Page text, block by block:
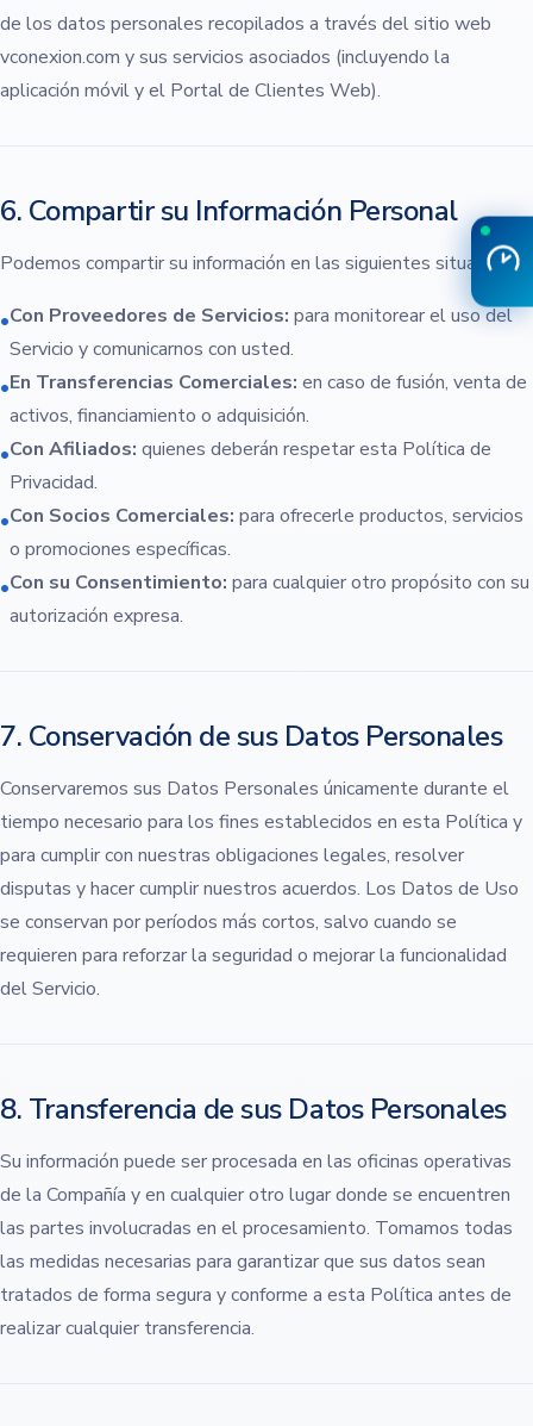
de los datos personales recopilados a través del sitio web
vconexion.com y sus servicios asociados (incluyendo la
aplicación móvil y el Portal de Clientes Web).
6. Compartir su Información Personal
Podemos compartir su información en las siguientes situaciones:
•Con Proveedores de Servicios: para monitorear el uso del
Servicio y comunicarnos con usted.
•En Transferencias Comerciales: en caso de fusión, venta de
activos, financiamiento o adquisición.
•Con Afiliados: quienes deberán respetar esta Política de
Privacidad.
•Con Socios Comerciales: para ofrecerle productos, servicios
o promociones específicas.
•Con su Consentimiento: para cualquier otro propósito con su
autorización expresa.
7. Conservación de sus Datos Personales
Conservaremos sus Datos Personales únicamente durante el
tiempo necesario para los fines establecidos en esta Política y
para cumplir con nuestras obligaciones legales, resolver
disputas y hacer cumplir nuestros acuerdos. Los Datos de Uso
se conservan por períodos más cortos, salvo cuando se
requieren para reforzar la seguridad o mejorar la funcionalidad
del Servicio.
8. Transferencia de sus Datos Personales
Su información puede ser procesada en las oficinas operativas
de la Compañía y en cualquier otro lugar donde se encuentren
las partes involucradas en el procesamiento. Tomamos todas
las medidas necesarias para garantizar que sus datos sean
tratados de forma segura y conforme a esta Política antes de
realizar cualquier transferencia.